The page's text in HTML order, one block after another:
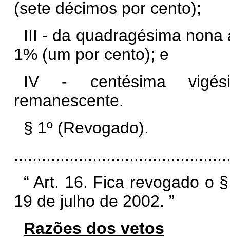
(sete décimos por cento);
III - da quadragésima
1% (um por cento); e
IV - centésima
remanescente.
§ 1º (Revogado).
“Art. 16. Fica revogado o
19 de julho de 2002. ”
Razões dos vetos